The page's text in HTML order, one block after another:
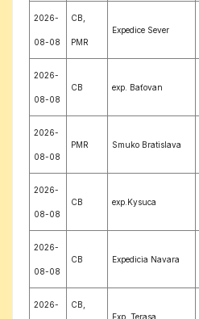
2026-
08-08
CB,
PMR
Expedice Sever
2026-
08-08
CB exp. Baťovan
2026-
08-08
PMR Smuko Bratislava
2026-
08-08
CB exp.Kysuca
2026-
08-08
CB Expedicia Navara
2026-
CB,
Exp. Terasa